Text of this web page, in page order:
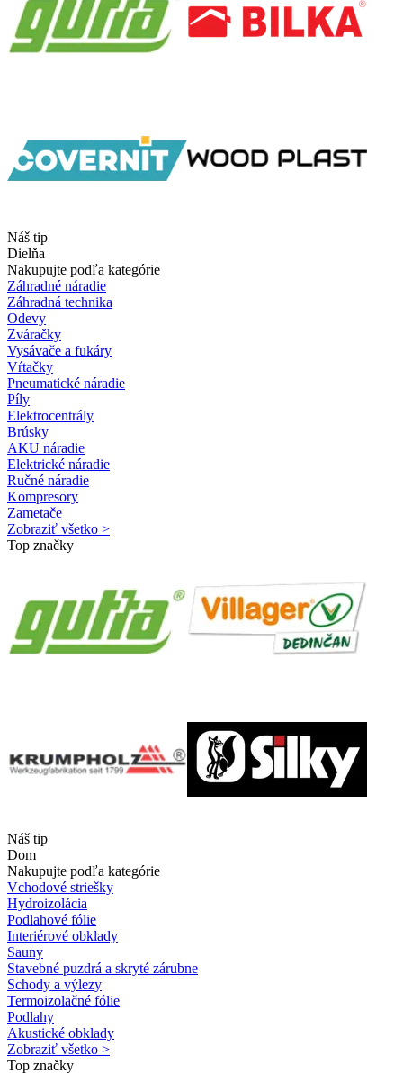
Náš tip
Dielňa
Nakupujte podľa kategórie
Záhradné náradie
Záhradná technika
Odevy
Zváračky
Vysávače a fukáry
Vŕtačky
Pneumatické náradie
Píly
Elektrocentrály
Brúsky
AKU náradie
Elektrické náradie
Ručné náradie
Kompresory
Zametače
Zobraziť všetko >
Top značky
Náš tip
Dom
Nakupujte podľa kategórie
Vchodové striešky
Hydroizolácia
Podlahové fólie
Interiérové obklady
Sauny
Stavebné puzdrá a skryté zárubne
Schody a výlezy
Termoizolačné fólie
Podlahy
Akustické obklady
Zobraziť všetko >
Top značky